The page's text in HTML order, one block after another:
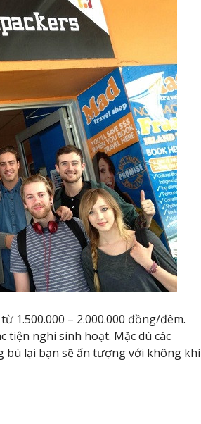
1.500.000 – 2.000.000 đồng/đêm.
tiện nghi sinh hoạt. Mặc dù các
lại bạn sẽ ấn tượng với không khí